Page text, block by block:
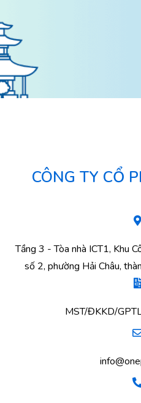
CÔNG TY CỔ
Tầng 3 - Tòa nhà ICT1, Khu
số 2, phường Hải Châu,
MST/ĐKKD/